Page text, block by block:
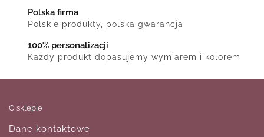
Polska firma
Polskie produkty, polska gwarancja
100% personalizacji
Każdy produkt dopasujemy wymiarem i kolorem
O sklepie
Dane kontaktowe